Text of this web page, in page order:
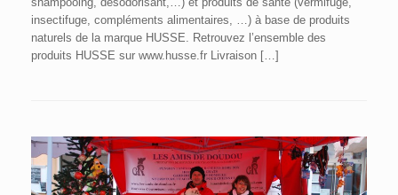
insectifuge, compléments alimentaires, …) à base de produits
naturels de la marque HUSSE. Retrouvez l’ensemble des
produits HUSSE sur www.husse.fr Livraison […]